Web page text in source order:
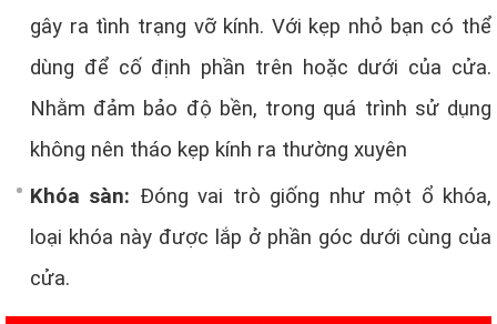
gây ra tình trạng vỡ kính. Với kẹp nhỏ bạn có thể
dùng để cố định phần trên hoặc dưới của cửa.
Nhằm đảm bảo độ bền, trong quá trình sử dụng
không nên tháo kẹp kính ra thường xuyên
Khóa sàn: Đóng vai trò giống như một ổ khóa,
loại khóa này được lắp ở phần góc dưới cùng của
cửa.